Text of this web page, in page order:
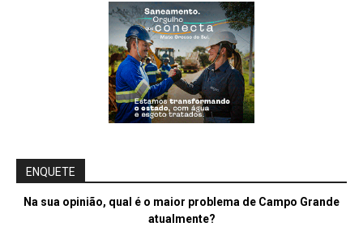
ENQUETE
Na sua opinião, qual é o maior problema de Campo Grande
atualmente?